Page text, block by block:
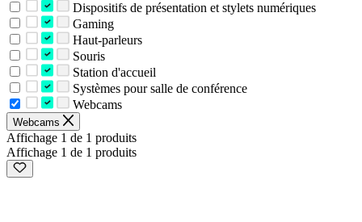
Dispositifs de présentation et stylets numériques
Gaming
Haut-parleurs
Souris
Station d'accueil
Systèmes pour salle de conférence
Webcams
Webcams
Affichage 1 de 1 produits
Affichage 1 de 1 produits